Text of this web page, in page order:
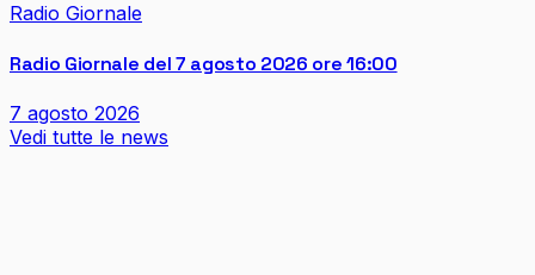
Radio Giornale
Radio Giornale del 7 agosto 2026 ore 16:00
7 agosto 2026
Vedi tutte le news